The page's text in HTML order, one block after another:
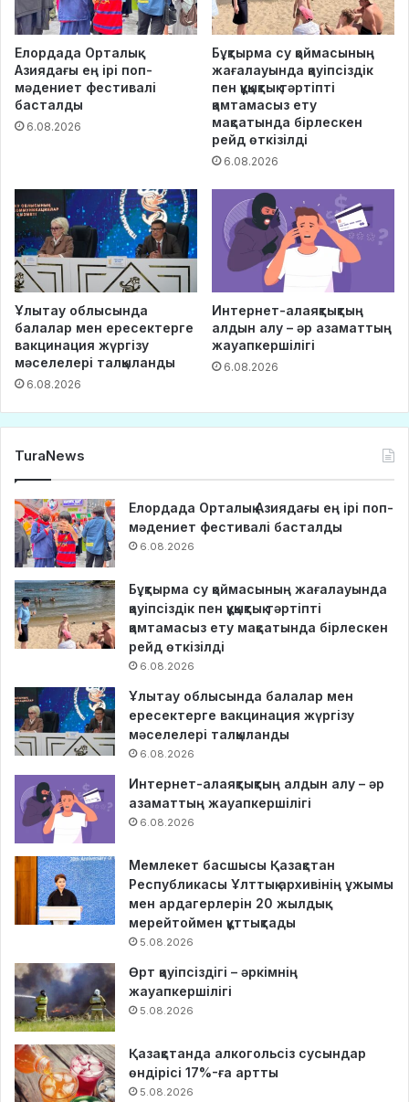
Елордада Орталық
Азиядағы ең ірі поп-
мәдениет фестивалі
басталды
6.08.2026
Бұқтырма су қоймасының
жағалауында қауіпсіздік
пен құқықтық тәртіпті
қамтамасыз ету
мақсатында бірлескен
рейд өткізілді
6.08.2026
Ұлытау облысында
балалар мен ересектерге
вакцинация жүргізу
мәселелері талқыланды
6.08.2026
Интернет-алаяқтықтың
алдын алу – әр азаматтың
жауапкершілігі
6.08.2026
TuraNews
Елордада Орталық Азиядағы ең ірі поп-
мәдениет фестивалі басталды
6.08.2026
Бұқтырма су қоймасының жағалауында
қауіпсіздік пен құқықтық тәртіпті
қамтамасыз ету мақсатында бірлескен
рейд өткізілді
6.08.2026
Ұлытау облысында балалар мен
ересектерге вакцинация жүргізу
мәселелері талқыланды
6.08.2026
Интернет-алаяқтықтың алдын алу – әр
азаматтың жауапкершілігі
6.08.2026
Мемлекет басшысы Қазақстан
Республикасы Ұлттық архивінің ұжымы
мен ардагерлерін 20 жылдық
мерейтоймен құттықтады
5.08.2026
Өрт қауіпсіздігі – әркімнің
жауапкершілігі
5.08.2026
Қазақстанда алкогольсіз сусындар
өндірісі 17%-ға артты
5.08.2026